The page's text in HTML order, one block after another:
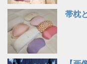
帯枕